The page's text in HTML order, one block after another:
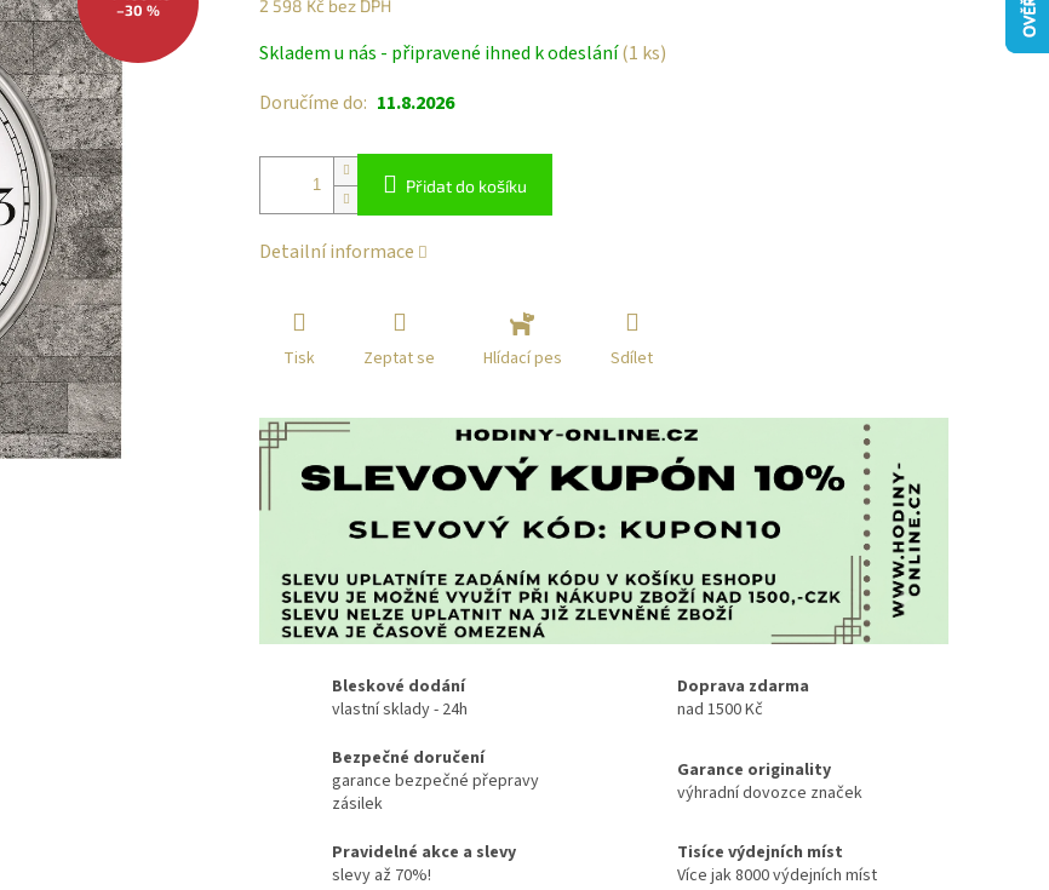
–30 %
2 598 Kč bez DPH
cena:
Skladem u nás - připravené ihned k odeslání(1 ks)
Doručíme do: 11.8.2026
Přidat do košíku
Detailní informace
Tisk Zeptat se Hlídací pes Sdílet
Bleskové dodání
vlastní sklady - 24h
Doprava zdarma
nad 1500 Kč
Bezpečné doručení
garance bezpečné přepravy
zásilek
Garance originality
výhradní dovozce značek
Pravidelné akce a slevy
slevy až 70%!
Tisíce výdejních míst
Více jak 8000 výdejních míst